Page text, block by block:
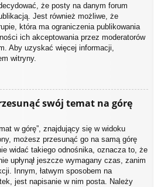
że posty na danym forum
Jest również możliwe, że
która ma ograniczenia publikowania
ich akceptowania przez moderatorów
Aby uzyskać więcej informacji,
witryny.
swój temat na górę
w górę”, znajdujący się w widoku
możesz przesunąć go na samą górę
widać takiego odnośnika, oznacza to, że
upłynął jeszcze wymagany czas, zanim
Innym, łatwym sposobem na
jest napisanie w nim posta. Należy